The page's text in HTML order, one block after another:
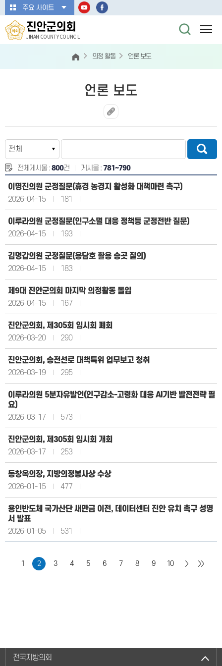
본문바로가기
주요 사이트
진안군의회
JINAN COUNTY COUNCIL
의정 활동 언론 보도
언론 보도
전체게시물 :800건 게시물 :781~790
이명진의원 군정질문(휴경 농경지 활성화 대책마련 촉구)
2026-04-15
181
이루라의원 군정질문(인구소멸 대응 정책등 군정전반 질문)
2026-04-15
193
김명갑의원 군정질문(용담호 활용 송곳 질의)
2026-04-15
183
제9대 진안군의회 마지막 의정활동 돌입
2026-04-15
167
진안군의회, 제305회 임시회 폐회
2026-03-20
290
진안군의회, 송전선로 대책특위 업무보고 청취
2026-03-19
295
이루라의원 5분자유발언(인구감소-고령화 대응 AI기반 발전전략 필
요)
2026-03-17
573
진안군의회, 제305회 임시회 개회
2026-03-17
253
동창옥의장, 지방의정봉사상 수상
2026-01-15
477
용인반도체 국가산단 새만금 이전, 데이터센터 진안 유치 촉구 성명
서 발표
2026-01-05
531
1 2 3 4 5 6 7 8 9 10
전국지방의회